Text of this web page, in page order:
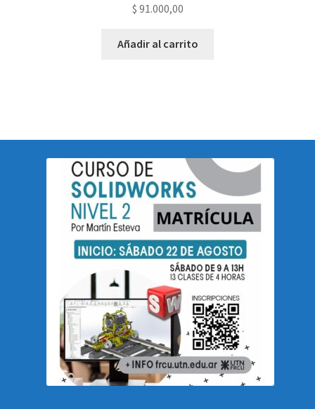
$ 91.000,00
Añadir al carrito